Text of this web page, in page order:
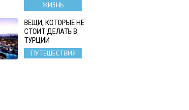
ЖИЗНЬ
ВЕЩИ, КОТОРЫЕ НЕ
СТОИТ ДЕЛАТЬ В
ТУРЦИИ
ПУТЕШЕСТВИЯ